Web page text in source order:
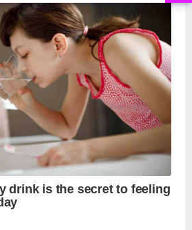
₹10 और ₹20 के नोट - Daily Lok
Manch PM Modi U